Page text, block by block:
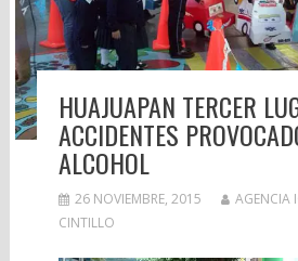
HUAJUAPAN TERCER
ACCIDENTES
ALCOHOL
26 NOVIEMBRE, 2015
AGENCIA
CINTILLO